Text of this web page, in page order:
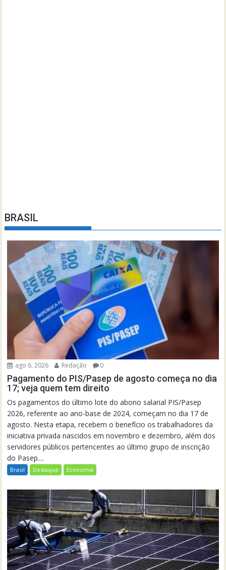
BRASIL
ago 6, 2026 Redação 0
Pagamento do PIS/Pasep de agosto começa no dia
17; veja quem tem direito
Os pagamentos do último lote do abono salarial PIS/Pasep
2026, referente ao ano-base de 2024, começam no dia 17 de
agosto. Nesta etapa, recebem o benefício os trabalhadores da
iniciativa privada nascidos em novembro e dezembro, além dos
servidores públicos pertencentes ao último grupo de inscrição
do Pasep....
Brasil Destaque Economia